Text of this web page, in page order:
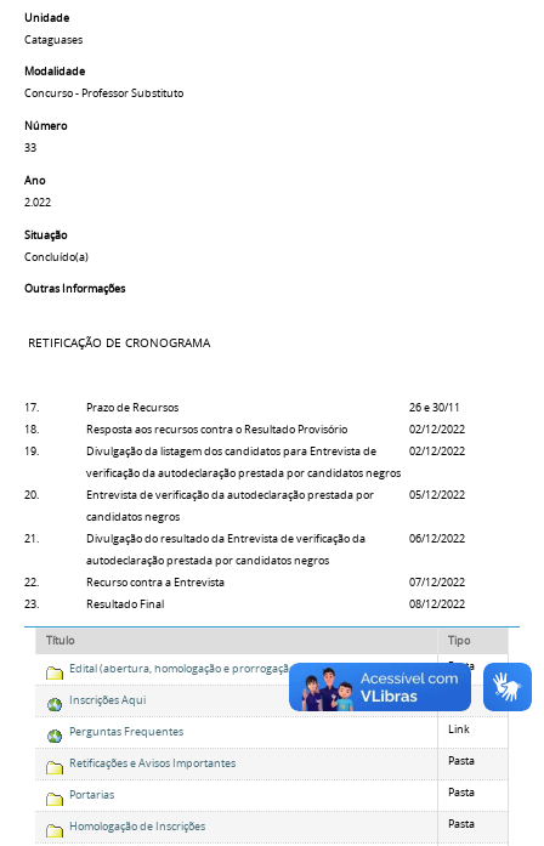
Unidade
Cataguases
Modalidade
Concurso - Professor Substituto
Número
33
Ano
2.022
Situação
Concluído(a)
Outras Informações
RETIFICAÇÃO DE CRONOGRAMA
17. Prazo de Recursos
26 e 30/11
18.
Resposta aos recursos contra o Resultado Provisório
02/12/2022
19.
Divulgação da listagem dos candidatos para Entrevista de
verificação da autodeclaração prestada por candidatos negros
02/12/2022
20.
Entrevista de verificação da autodeclaração prestada por
candidatos negros
05/12/2022
21.
Divulgação do resultado da Entrevista de verificação da
autodeclaração prestada por candidatos negros
06/12/2022
22. Recurso contra a Entrevista
07/12/2022
23.
Resultado Final 08/12/2022
Título
Tipo
Edital (abertura, homologação e prorrogação)
Pasta
Inscrições Aqui
Perguntas Frequentes Link
Retificações e Avisos Importantes Pasta
Portarias Pasta
Homologação de Inscrições Pasta